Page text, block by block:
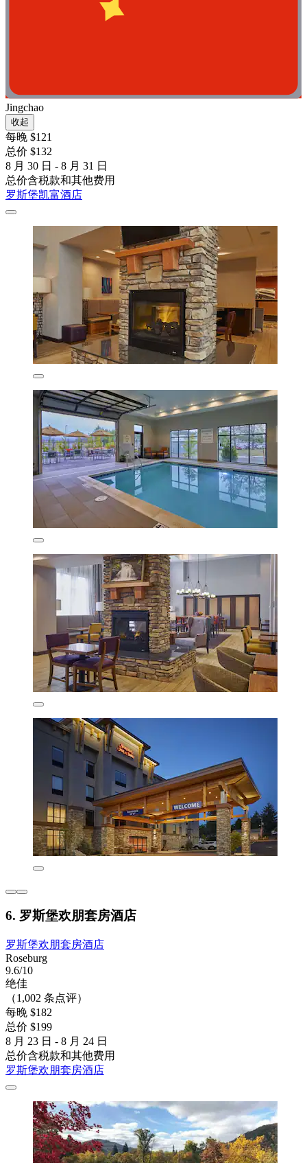
Jingchao
收起
每晚 $121
总价 $132
8 月 30 日 - 8 月 31 日
总价含税款和其他费用
罗斯堡凯富酒店
6. 罗斯堡欢朋套房酒店
罗斯堡欢朋套房酒店
Roseburg
9.6/10
绝佳
（1,002 条点评）
每晚 $182
总价 $199
8 月 23 日 - 8 月 24 日
总价含税款和其他费用
罗斯堡欢朋套房酒店